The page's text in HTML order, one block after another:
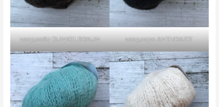
1003.0067 DUNKELBRAUN 1003.0070 ANTHRAZIT